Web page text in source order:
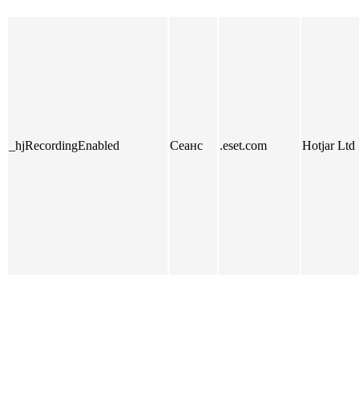
_hjRecordingEnabled Сеанс .eset.com Hotjar Ltd